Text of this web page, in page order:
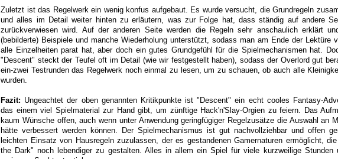
Zuletzt ist das Regelwerk ein wenig konfus aufgebaut. Es wurde versucht, die Grundregeln
und alles im Detail weiter hinten zu erläutern, was zur Folge hat, dass ständig auf andere
zurückverwiesen wird. Auf der anderen Seite werden die Regeln sehr anschaulich erklärt
(bebilderte) Beispiele und manche Wiederholung unterstützt, sodass man am Ende der Lektüre
alle Einzelheiten parat hat, aber doch ein gutes Grundgefühl für die Spielmechanismen hat.
"Descent" steckt der Teufel oft im Detail (wie wir festgestellt haben), sodass der Overlord gut
ein-zwei Testrunden das Regelwerk noch einmal zu lesen, um zu schauen, ob auch alle
wurden.
Fazit: Ungeachtet der oben genannten Kritikpunkte ist "Descent" ein echt cooles Fantasy-
das einem viel Spielmaterial zur Hand gibt, um zünftige Hack'n'Slay-Orgien zu feiern. Das
kaum Wünsche offen, auch wenn unter Anwendung geringfügiger Regelzusätze die Auswahl an
hätte verbessert werden können. Der Spielmechanismus ist gut nachvollziehbar und offen
leichten Einsatz von Hausregeln zuzulassen, der es gestandenen Gamernaturen ermöglicht,
the Dark" noch lebendiger zu gestalten. Alles in allem ein Spiel für viele kurzweilige Stunden